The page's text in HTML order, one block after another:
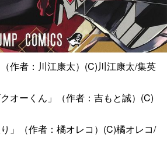
作者：川江康太）(C)川江康太/集英
オーくん」（作者：吉もと誠）(C)
」（作者：橘オレコ）(C)橘オレコ/